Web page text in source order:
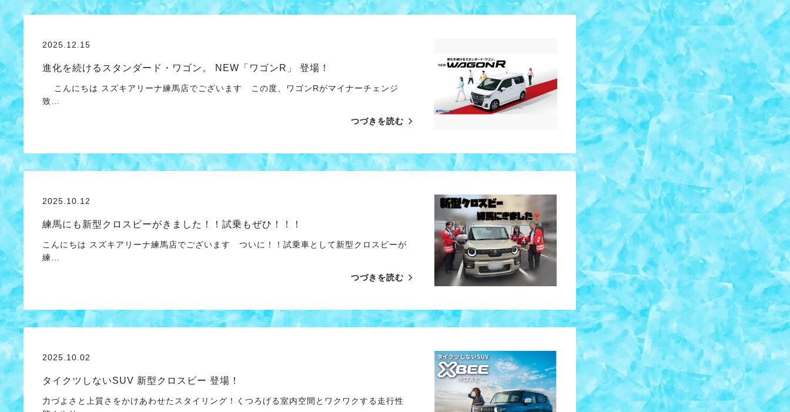
2025.12.15
進化を続けるスタンダード・ワゴン。 NEW「ワゴンR」 登場！
こんにちは スズキアリーナ練馬店でございます この度、ワゴンRがマイナーチェンジ
致…
つづきを読む
2025.10.12
練馬にも新型クロスビーがきました！！試乗もぜひ！！！
こんにちは スズキアリーナ練馬店でございます ついに！！試乗車として新型クロスビーが
練…
つづきを読む
2025.10.02
タイクツしないSUV 新型クロスビー 登場！
力づよさと上質さをかけあわせたスタイリング！くつろげる室内空間とワクワクする走行性